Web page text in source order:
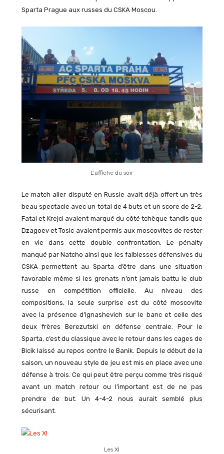
Sparta Prague aux russes du CSKA Moscou.
L’affiche du soir
Le match aller disputé en Russie avait déjà offert un très
beau spectacle avec un total de 4 buts et un score de 2-2.
Fatai et Krejci avaient marqué du côté tchèque tandis que
Dzagoev et Tosic avaient permis aux moscovites de rester
en vie dans cette double confrontation. Le pénalty
manqué par Natcho ainsi que les faiblesses défensives du
CSKA permettent au Sparta d’être dans une situation
favorable même si les grenats n’ont jamais battu le club
russe en compétition officielle. Au niveau des
compositions, la seule surprise est du côté moscovite
avec la présence d’Ignashevich sur le banc et celle des
deux frères Berezutski en défense centrale. Pour le
Sparta, c’est du classique avec le retour dans les cages de
Bicik laissé au repos contre le Banik. Depuis le début de la
saison, un nouveau style de jeu est mis en place avec une
défense à trois. Ce qui peut être perçu comme très risqué
avant un match retour ou l’important est de ne pas
prendre de but. Un 4-4-2 nous aurait semblé plus
sécurisant.
Les XI